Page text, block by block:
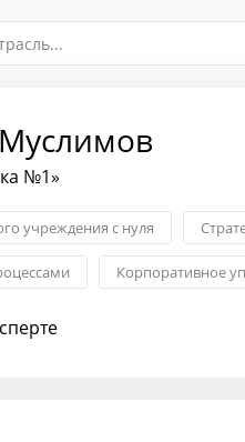
№1»
учреждения с нуля
Корпоративное